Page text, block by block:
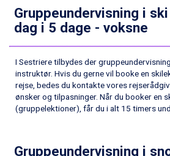
Fieberbrunn fra DKK 6.145
Wagrain fra DKK 4.645
Ischgl fra DKK 7.095
Zell am See fra DKK 4.095
Livigno fra DKK 4.145
Canazei fra DKK 4.745
Ponte di Legno fra DKK 4.745
Bad Gastein fra DKK 4.195
Gruppeundervisning i
dag i 5 dage - voksne
I Sestriere tilbydes der
instruktør. Hvis du gerne vil booke en
rejse, bedes du kontakte vores
ønsker og tilpasninger. Når du booker en
(gruppelektioner), får du i alt 15 timers
Gruppeundervisning i